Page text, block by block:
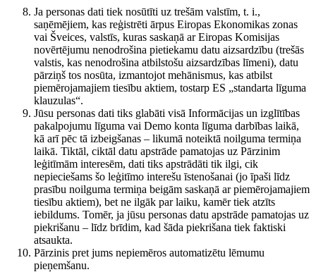
Ja personas dati tiek nosūtīti uz trešām valstīm, t. i.,
saņēmējiem, kas reģistrēti ārpus Eiropas Ekonomikas zonas
vai Šveices, valstīs, kuras saskaņā ar Eiropas Komisijas
novērtējumu nenodrošina pietiekamu datu aizsardzību (trešās
valstis, kas nenodrošina atbilstošu aizsardzības līmeni), datu
pārziņš tos nosūta, izmantojot mehānismus, kas atbilst
piemērojamajiem tiesību aktiem, tostarp ES „standarta līguma
klauzulas“.
Jūsu personas dati tiks glabāti visā Informācijas un izglītības
pakalpojumu līguma vai Demo konta līguma darbības laikā,
kā arī pēc tā izbeigšanas – likumā noteiktā noilguma termiņa
laikā. Tiktāl, ciktāl datu apstrāde pamatojas uz Pārzinim
leģitīmām interesēm, dati tiks apstrādāti tik ilgi, cik
nepieciešams šo leģitīmo interešu īstenošanai (jo īpaši līdz
prasību noilguma termiņa beigām saskaņā ar piemērojamajiem
tiesību aktiem), bet ne ilgāk par laiku, kamēr tiek atzīts
iebildums. Tomēr, ja jūsu personas datu apstrāde pamatojas uz
piekrišanu – līdz brīdim, kad šāda piekrišana tiek faktiski
atsaukta.
Pārzinis pret jums nepiemēros automatizētu lēmumu
pieņemšanu.